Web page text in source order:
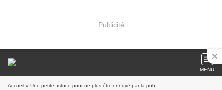
Publicité
MENU
Accueil » Une petite astuce pour ne plus être ennuyé par la pub...